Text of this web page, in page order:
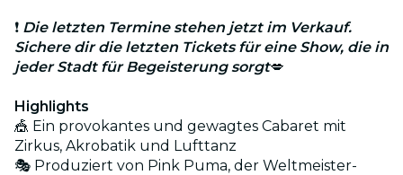
❗ Die letzten Termine stehen jetzt im Verkauf.
Sichere dir die letzten Tickets für eine Show, die in
jeder Stadt für Begeisterung sorgt💋
Highlights
🎪 Ein provokantes und gewagtes Cabaret mit
Zirkus, Akrobatik und Lufttanz
🎭 Produziert von Pink Puma, der Weltmeister-